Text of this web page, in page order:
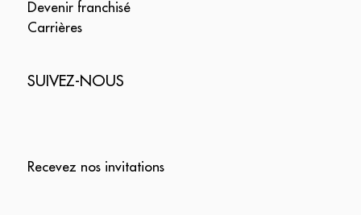
Devenir franchisé
Carrières
SUIVEZ-NOUS
Recevez nos invitations